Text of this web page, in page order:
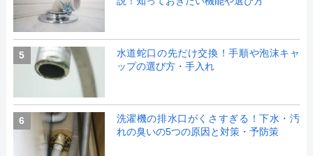
5
水道蛇口の先だけ交換！手順や泡沫キャ
ップの選び方・手入れ
6
洗濯機の排水口がくさすぎる！下水・汚
れの臭いの5つの原因と対策・予防策